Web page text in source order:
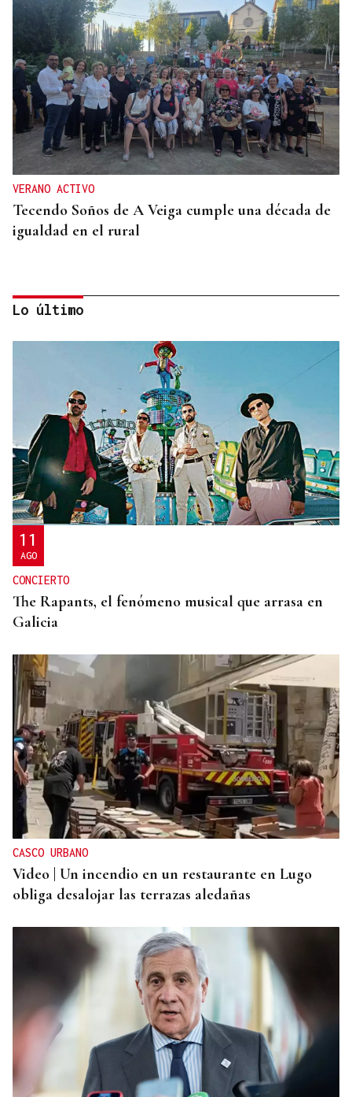
VERANO ACTIVO
Tecendo Soños de A Veiga cumple una década de
igualdad en el rural
QUEN CHO DIXO
¿Sabe usted que en A Veiga están orgullosos de la
bandera en ondea allí?
Lo último
11
AGO
CONCIERTO
The Rapants, el fenómeno musical que arrasa en
Galicia
CASCO URBANO
Video | Un incendio en un restaurante en Lugo
obliga desalojar las terrazas aledañas